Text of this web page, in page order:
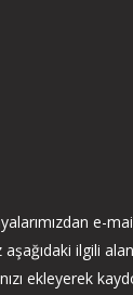
e-
ilgili
ekleyerek